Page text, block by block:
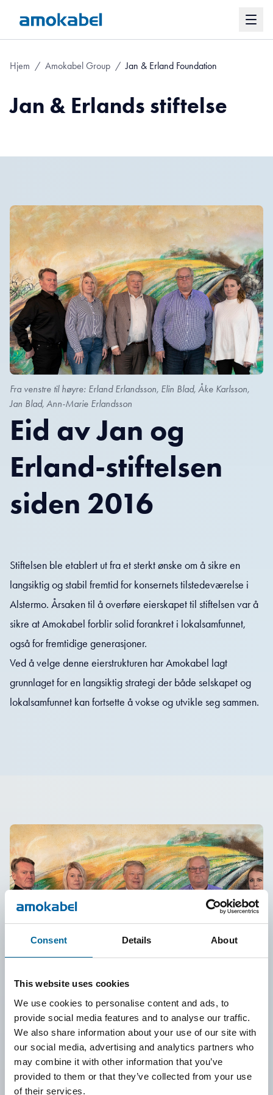
Consent Details About
This website uses cookies
We use cookies to personalise content and ads, to
provide social media features and to analyse our traffic.
We also share information about your use of our site with
our social media, advertising and analytics partners who
may combine it with other information that you’ve
provided to them or that they’ve collected from your use
of their services.
Hjem / Amokabel Group / Jan & Erland Foundation
Jan & Erlands stiftelse
Fra venstre til høyre: Erland Erlandsson, Elin Blad, Åke Karlsson,
Jan Blad, Ann-Marie Erlandsson
Eid av Jan og
Erland-stiftelsen
siden 2016
Stiftelsen ble etablert ut fra et sterkt ønske om å sikre en
langsiktig og stabil fremtid for konsernets tilstedeværelse i
Alstermo. Årsaken til å overføre eierskapet til stiftelsen var å
sikre at Amokabel forblir solid forankret i lokalsamfunnet,
også for fremtidige generasjoner.
Ved å velge denne eierstrukturen har Amokabel lagt
grunnlaget for en langsiktig strategi der både selskapet og
lokalsamfunnet kan fortsette å vokse og utvikle seg sammen.
Kvalifikasjoner og
søknad